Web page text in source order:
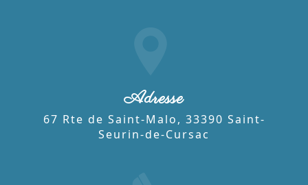
Adresse
67 Rte de Saint-Malo, 33390 Saint-
Seurin-de-Cursac